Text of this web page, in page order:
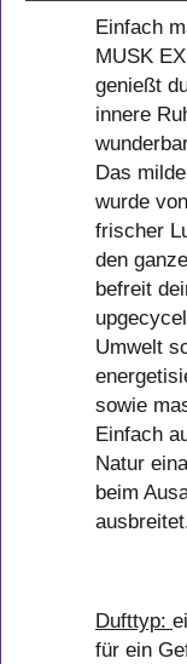
Einfach
MUSK
genießt
innere
Das
wurde
frischer
den
befreit
Umwelt
sowie
Einfach
Natur
beim
Dufttyp:
für ein